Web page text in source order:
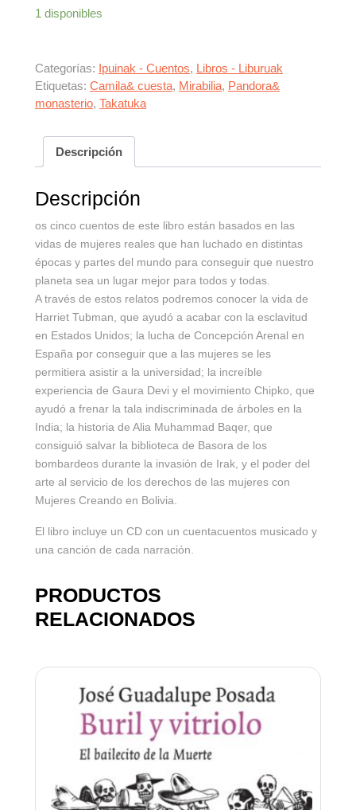
1 disponibles
Categorías: Ipuinak - Cuentos, Libros - Liburuak
Etiquetas: Camila& cuesta, Mirabilia, Pandora&
monasterio, Takatuka
Descripción
Descripción
os cinco cuentos de este libro están basados en las
vidas de mujeres reales que han luchado en distintas
épocas y partes del mundo para conseguir que nuestro
planeta sea un lugar mejor para todos y todas.
A través de estos relatos podremos conocer la vida de
Harriet Tubman, que ayudó a acabar con la esclavitud
en Estados Unidos; la lucha de Concepción Arenal en
España por conseguir que a las mujeres se les
permitiera asistir a la universidad; la increíble
experiencia de Gaura Devi y el movimiento Chipko, que
ayudó a frenar la tala indiscriminada de árboles en la
India; la historia de Alia Muhammad Baqer, que
consiguió salvar la biblioteca de Basora de los
bombardeos durante la invasión de Irak, y el poder del
arte al servicio de los derechos de las mujeres con
Mujeres Creando en Bolivia.
El libro incluye un CD con un cuentacuentos musicado y
una canción de cada narración.
PRODUCTOS
RELACIONADOS